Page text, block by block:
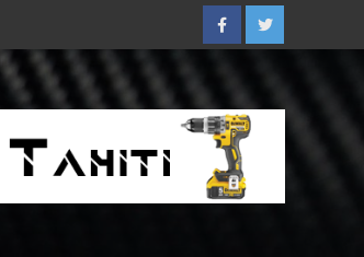
FacebookTwitter